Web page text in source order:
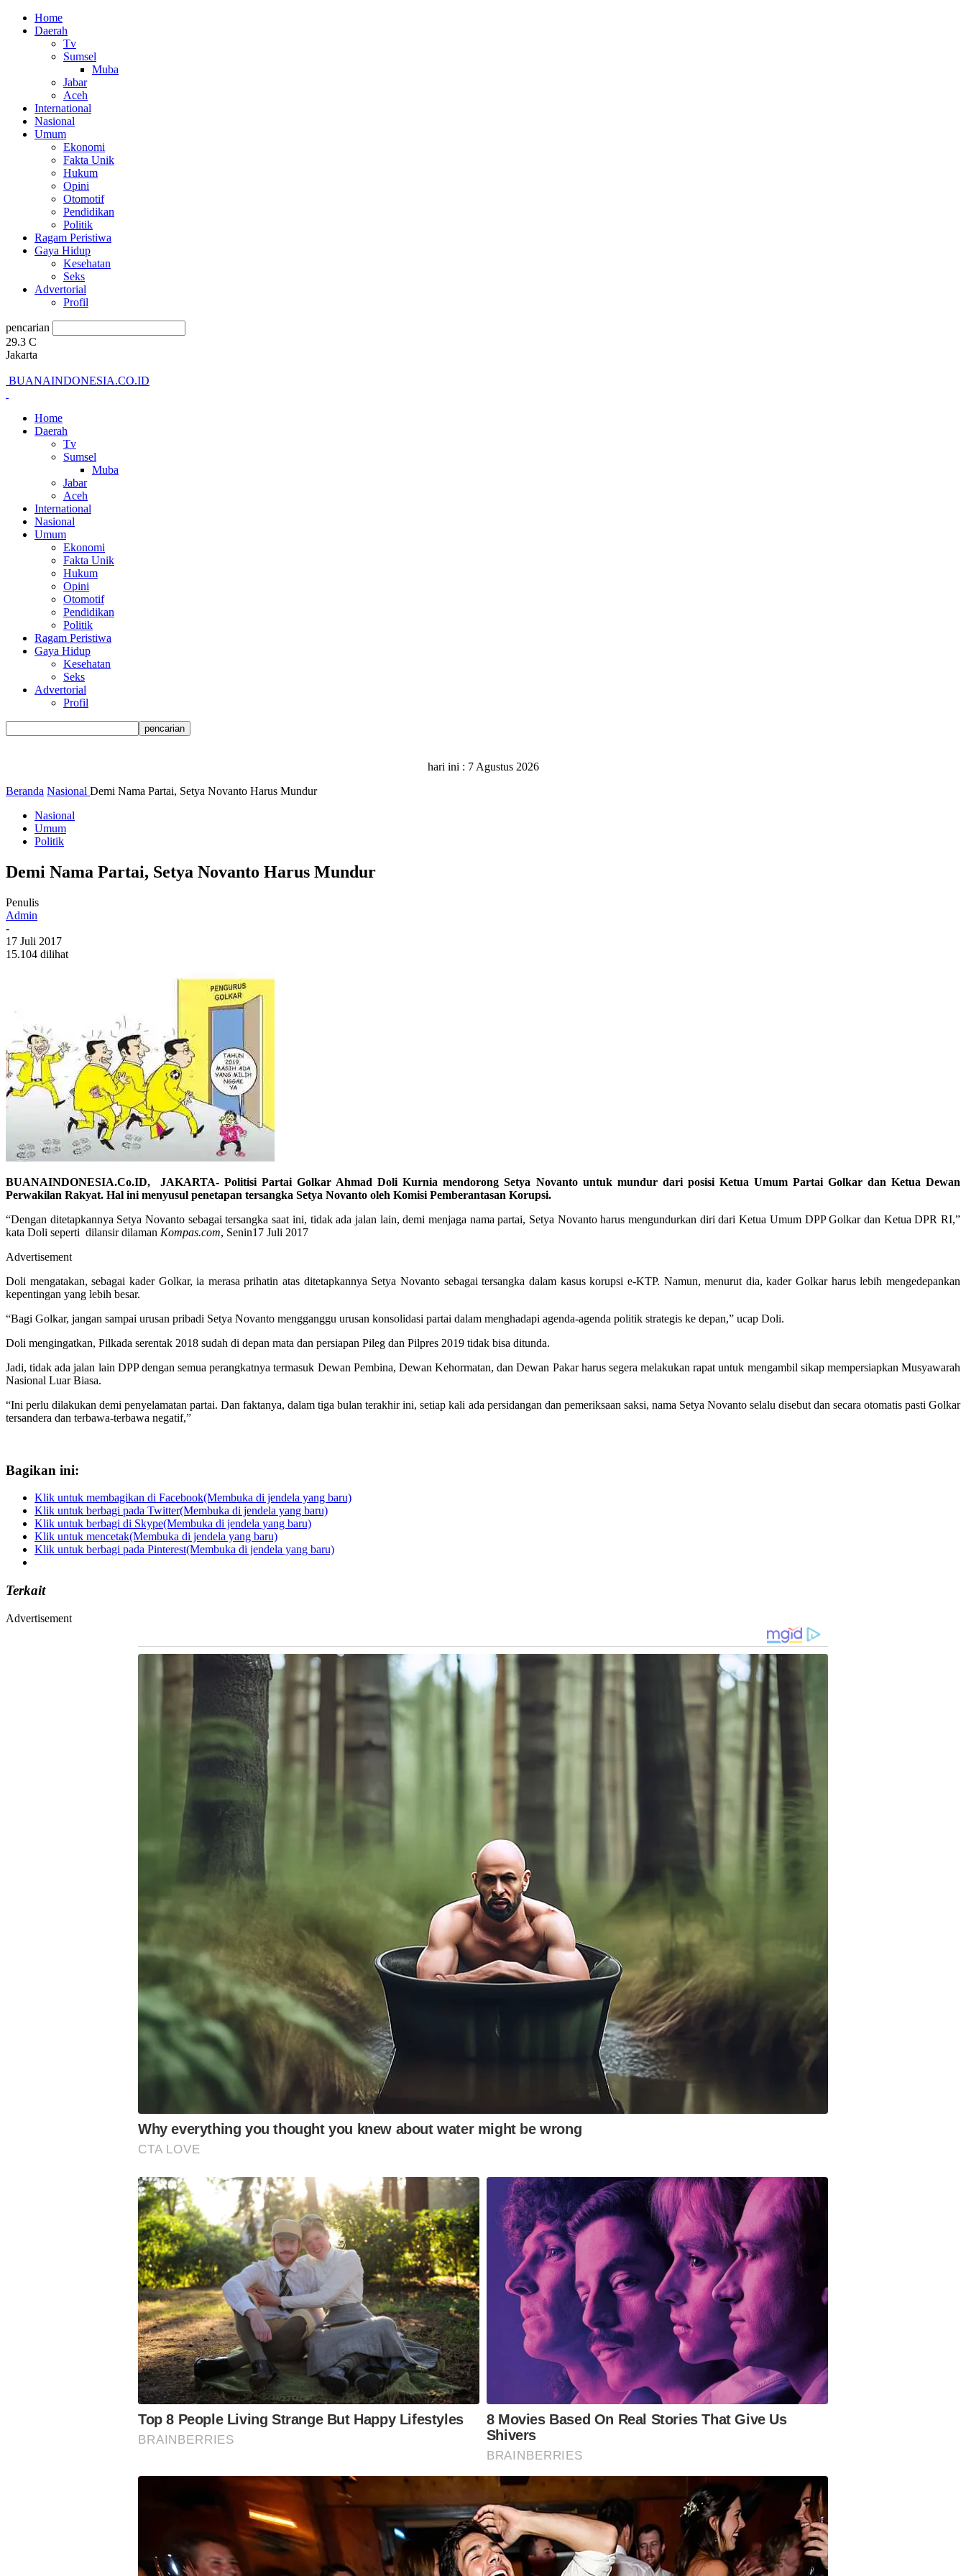
Home
Daerah
Tv
Sumsel
Muba
Jabar
Aceh
International
Nasional
Umum
Ekonomi
Fakta Unik
Hukum
Opini
Otomotif
Pendidikan
Politik
Ragam Peristiwa
Gaya Hidup
Kesehatan
Seks
Advertorial
Profil
pencarian
29.3 C
Jakarta
BUANAINDONESIA.CO.ID
Home
Daerah
Tv
Sumsel
Muba
Jabar
Aceh
International
Nasional
Umum
Ekonomi
Fakta Unik
Hukum
Opini
Otomotif
Pendidikan
Politik
Ragam Peristiwa
Gaya Hidup
Kesehatan
Seks
Advertorial
Profil
hari ini : 7 Agustus 2026
Beranda Nasional Demi Nama Partai, Setya Novanto Harus Mundur
Nasional
Umum
Politik
Demi Nama Partai, Setya Novanto Harus Mundur
Penulis
Admin
-
17 Juli 2017
15.104 dilihat
BUANAINDONESIA.Co.ID, JAKARTA- Politisi Partai Golkar Ahmad Doli Kurnia mendorong Setya Novanto untuk mundur dari posisi Ketua Umum Partai Golkar dan Ketua Dewan
Perwakilan Rakyat. Hal ini menyusul penetapan tersangka Setya Novanto oleh Komisi Pemberantasan Korupsi.
“Dengan ditetapkannya Setya Novanto sebagai tersangka saat ini, tidak ada jalan lain, demi menjaga nama partai, Setya Novanto harus mengundurkan diri dari Ketua Umum DPP Golkar dan Ketua DPR RI,”
kata Doli seperti dilansir dilaman Kompas.com, Senin17 Juli 2017
Advertisement
Doli mengatakan, sebagai kader Golkar, ia merasa prihatin atas ditetapkannya Setya Novanto sebagai tersangka dalam kasus korupsi e-KTP. Namun, menurut dia, kader Golkar harus lebih mengedepankan
kepentingan yang lebih besar.
“Bagi Golkar, jangan sampai urusan pribadi Setya Novanto mengganggu urusan konsolidasi partai dalam menghadapi agenda-agenda politik strategis ke depan,” ucap Doli.
Doli mengingatkan, Pilkada serentak 2018 sudah di depan mata dan persiapan Pileg dan Pilpres 2019 tidak bisa ditunda.
Jadi, tidak ada jalan lain DPP dengan semua perangkatnya termasuk Dewan Pembina, Dewan Kehormatan, dan Dewan Pakar harus segera melakukan rapat untuk mengambil sikap mempersiapkan Musyawarah
Nasional Luar Biasa.
“Ini perlu dilakukan demi penyelamatan partai. Dan faktanya, dalam tiga bulan terakhir ini, setiap kali ada persidangan dan pemeriksaan saksi, nama Setya Novanto selalu disebut dan secara otomatis pasti Golkar
tersandera dan terbawa-terbawa negatif,”
Bagikan ini:
Klik untuk membagikan di Facebook(Membuka di jendela yang baru)
Klik untuk berbagi pada Twitter(Membuka di jendela yang baru)
Klik untuk berbagi di Skype(Membuka di jendela yang baru)
Klik untuk mencetak(Membuka di jendela yang baru)
Klik untuk berbagi pada Pinterest(Membuka di jendela yang baru)
Terkait
Advertisement